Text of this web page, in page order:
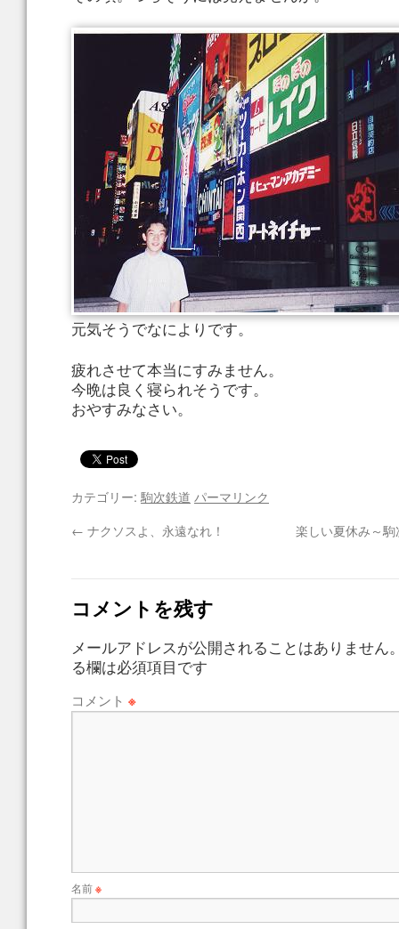
元気そうでなによりです。
疲れさせて本当にすみません。
今晩は良く寝られそうです。
おやすみなさい。
カテゴリー: 駒次鉄道 パーマリンク
← ナクソスよ、永遠なれ！ 楽しい夏休み～
コメントを残す
メールアドレスが公開されることはありません
る欄は必須項目です
コメント ※
名前※